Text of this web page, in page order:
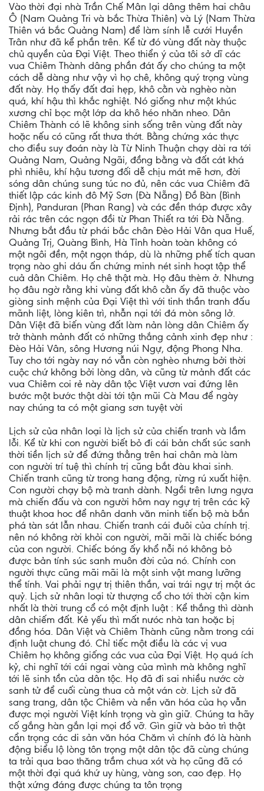
Vào thời đại nhà Trần Chế Mân lại dâng thêm hai châu
Ô (Nam Quảng Tri và bắc Thừa Thiên) và Lý (Nam Thừa
Thiên vá bắc Quảng Nam) để làm sính lễ cưới Huyền
Trân như đã kể phần trên. Kể từ đó vùng đất này thuộc
chủ quyền của Đại Việt. Theo thiển ý của tôi sở dĩ các
vua Chiêm Thành dâng phần đát ấy cho chúng ta một
cách dễ dàng như vậy vì họ chê, không quý trọng vùng
đất này. Họ thấy đất đai hẹp, khô cằn và nghèo nàn
quá, khí hậu thì khắc nghiệt. Nó giống như một khúc
xương chỉ bọc một lớp da khô héo nhăn nheo. Dân
Chiêm Thành có lẽ không sinh sống trên vùng đất này
hoặc nếu có cũng rất thưa thớt. Bằng chứng xác thực
cho điều suy đoán này là Từ Ninh Thuận chạy dài ra tới
Quảng Nam, Quảng Ngãi, đồng bằng và đất cát khá
phì nhiêu, khí hậu tương đối dễ chịu mát mẽ hơn, đời
sóng dân chúng sung túc no đủ, nên các vua Chiêm đã
thiết lập các kinh đô Mỹ Sơn (Đà Nẵng) Đồ Bàn (Bình
Định), Panduran (Phan Rang) và các đền tháp được xây
rải rác trên các ngọn đồi từ Phan Thiết ra tới Đà Nẵng.
Nhưng bắt đầu từ phái bắc chân Đèo Hải Vân qua Huế,
Quảng Trị, Quàng Bình, Hà Tỉnh hoàn toàn không có
một ngôi đền, một ngọn tháp, dù là những phế tích quan
trọng nào ghi dáu ấn chứng minh nét sinh hoạt tập thể
cuả dân Chiêm. Họ chê thật mà. Họ đâu thèm ở. Nhưng
họ đâu ngờ rằng khi vùng đất khô cằn ấy đã thuộc vào
giòng sinh mệnh của Đại Việt thì với tinh thần tranh đấu
mãnh liệt, lòng kiên trì, nhẫn nại tới đá mòn sông lở.
Dân Việt đã biến vùng đất làm nản lòng dân Chiêm ấy
trở thành mảnh đất có những thắng cảnh xinh đẹp như :
Đèo Hải Vân, sông Hương núi Ngự, động Phong Nha.
Tuy cho tới ngày nay nó vẫn còn nghèo nhưng bởi thời
cuộc chứ không bởi lòng dân, và cũng từ mảnh đất các
vua Chiêm coi rẻ này dân tộc Việt vươn vai đứng lên
bước một bước thật dài tới tận mũi Cà Mau để ngày
nay chúng ta có một giang sơn tuyệt vời
Lịch sử của nhân loại là lịch sử của chiến tranh và lầm
lỗi. Kể từ khi con người biết bỏ đi cái bản chất súc sanh
thời tiền lịch sử để đứng thẳng trên hai chân mà làm
con người trí tuệ thì chính trị cũng bắt đàu khai sinh.
Chiến tranh cũng từ trong hang động, rừng rú xuất hiện.
Con người chạy bộ mà tranh dành. Ngồi trên lưng ngựa
mà chiến đấu và con người hôm nay ngự trị trên các kỹ
thuật khoa hoc để nhân danh văn minh tiến bộ mà bắn
phá tàn sát lẫn nhau. Chiến tranh cái đuôi của chính trị.
nên nó không rời khỏi con người, mãi mãi là chiếc bóng
của con người. Chiếc bóng ấy khổ nỗi nó không bỏ
được bản tính súc sanh muôn đời của nó. Chính con
người thực cũng mãi mãi là một sinh vật mang lưỡng
thể tính. Vai phải ngự trị thiên thần, vai trái ngự trị một ác
quỷ. Lịch sử nhân loại từ thượng cổ cho tới thời cận kim
nhất là thời trung cổ có một định luật : Kể thắng thì dành
dân chiếm đất. Kẻ yếu thì mất nưóc nhà tan hoặc bị
đồng hóa. Dân Việt và Chiêm Thành cũng nằm trong cái
định luật chung đó. Chỉ tiếc một điều là các vị vua
Chiêm họ không giống các vua của Đại Việt. Họ quá ích
kỷ, chi nghĩ tới cái ngai vàng của mình mà không nghĩ
tới lẽ sinh tồn của dân tộc. Họ đã đi sai nhiều nước cờ
sanh tử để cuối cùng thua cả một ván cờ. Lịch sử đã
sang trang, dân tộc Chiêm và nền văn hóa của họ vẫn
được mọi người Việt kính trọng và gìn giữ. Chúng ta hãy
cố gắng hàn gắn lại mọi đổ vỡ. Gìn giữ và bảo trì thật
cẩn trọng các di sản văn hóa Chăm vì chính đó là hành
động biểu lộ lòng tôn trọng một dân tộc đã cùng chúng
ta trải qua bao thăng trầm chua xót và họ cũng đã có
một thời đại quá khứ uy hùng, vàng son, cao đẹp. Họ
thật xứng đáng được chúng ta tôn trọng